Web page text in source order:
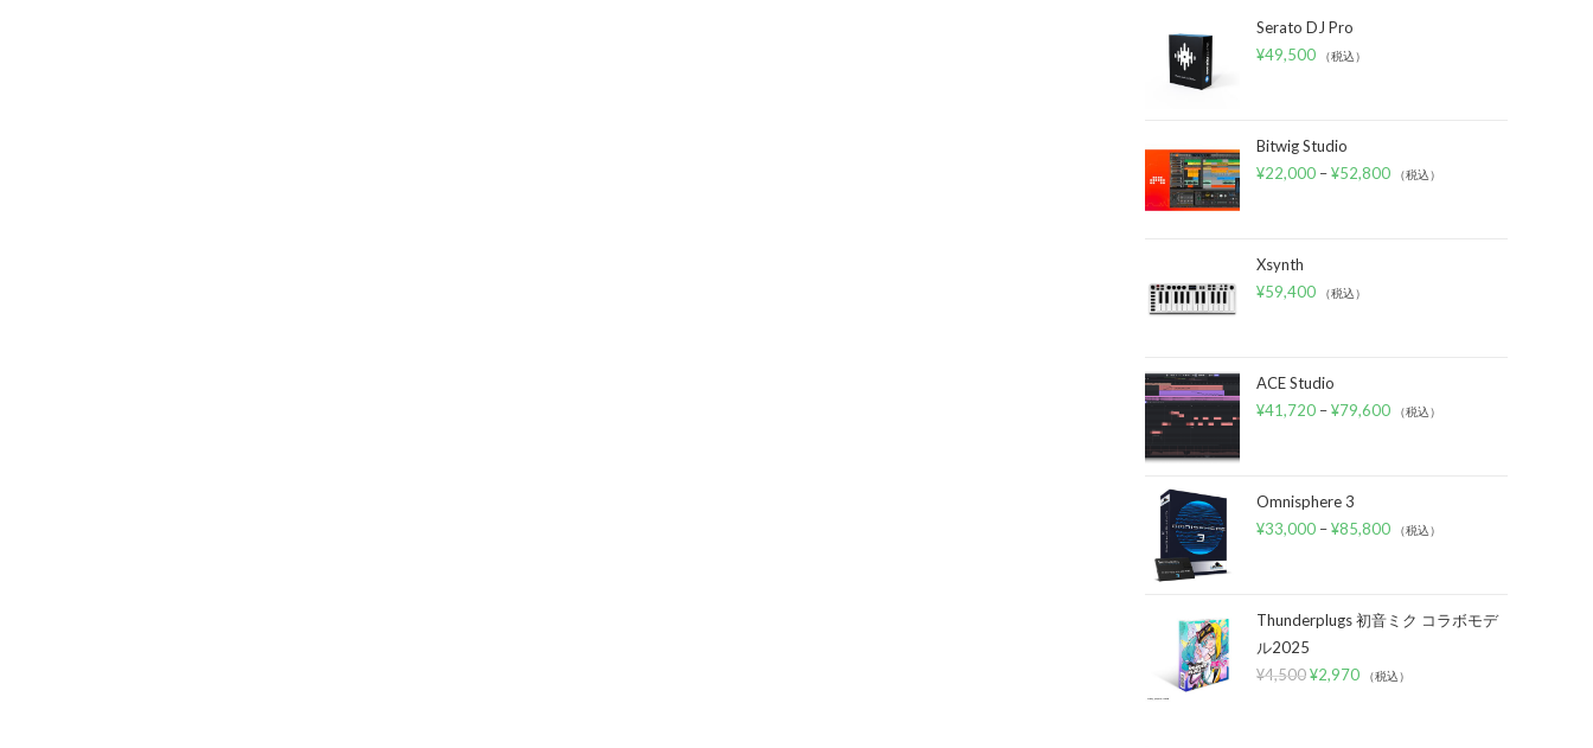
Serato DJ Pro
¥49,500 （税込）
Bitwig Studio
¥22,000 –¥52,800 （税込）
Xsynth
¥59,400 （税込）
ACE Studio
¥41,720 –¥79,600 （税込）
Omnisphere 3
¥33,000 –¥85,800 （税込）
Thunderplugs 初音ミク コラボモデ
ル2025
¥4,500¥2,970 （税込）